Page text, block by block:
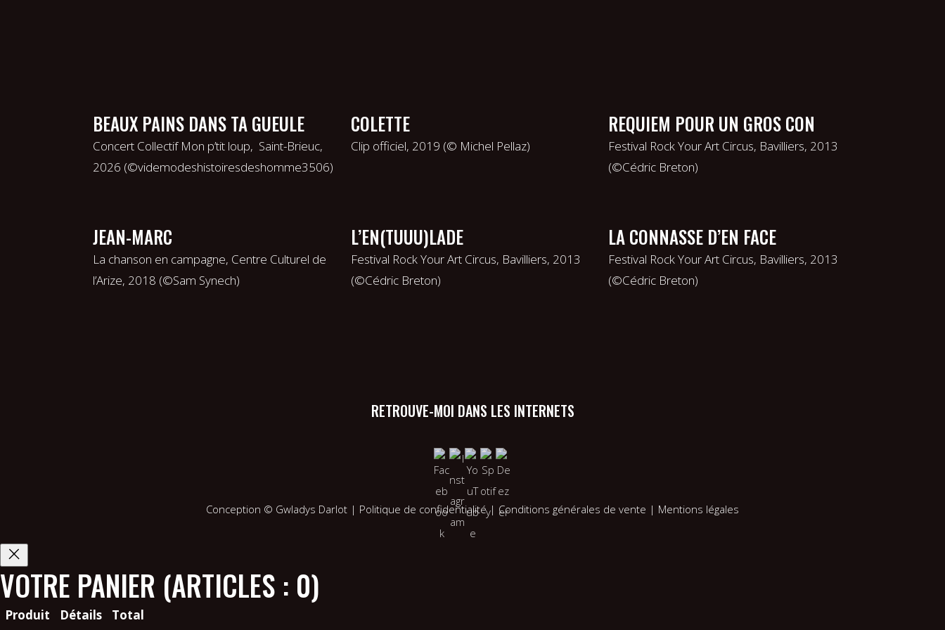
BEAUX PAINS DANS TA GUEULE
Concert Collectif Mon p’tit loup, Saint-Brieuc,
2026 (©videmodeshistoiresdeshomme3506‬)
COLETTE
Clip officiel, 2019 (© Michel Pellaz)
REQUIEM POUR UN GROS CON
Festival Rock Your Art Circus, Bavilliers, 2013
(©Cédric Breton)
JEAN-MARC
La chanson en campagne, Centre Culturel de
l’Arize, 2018 (©Sam Synech)
L’EN(TUUU)LADE
Festival Rock Your Art Circus, Bavilliers, 2013
(©Cédric Breton)
LA CONNASSE D’EN FACE
Festival Rock Your Art Circus, Bavilliers, 2013
(©Cédric Breton)
RETROUVE-MOI DANS LES INTERNETS
Conception © Gwladys Darlot | Politique de confidentialité| Conditions générales de vente | Mentions légales
VOTRE PANIER (ARTICLES : 0)
Produit Détails
Total